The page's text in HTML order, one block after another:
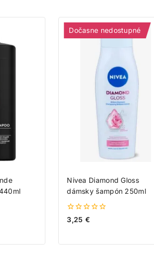
Dočasne nedostupné
Nivea Diamond Gloss
dámsky šampón 250ml
0
z
3,25 €